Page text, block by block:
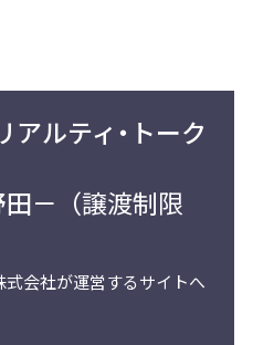
アルティ・トーク
田－ （譲渡制限
会社が運営するサイトへ